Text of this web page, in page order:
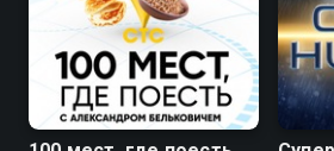
8.8 8.6